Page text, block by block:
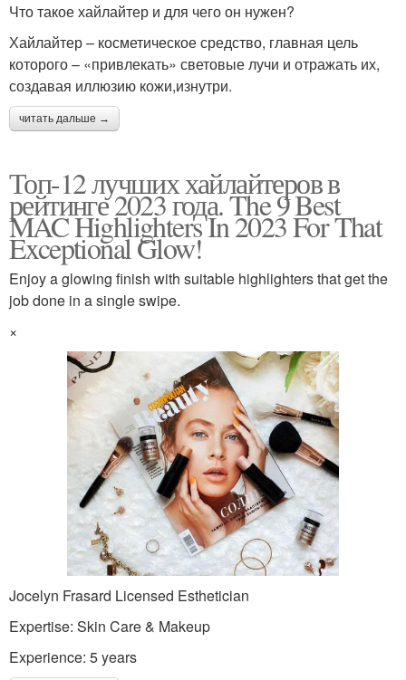
Что такое хайлайтер и для чего он нужен?
Хайлайтер – косметическое средство, главная цель
которого – «привлекать» световые лучи и отражать их,
создавая иллюзию кожи,изнутри.
читать дальше →
Топ-12 лучших хайлайтеров в
рейтинге 2023 года. The 9 Best
MAC Highlighters In 2023 For That
Exceptional Glow!
Enjoy a glowing finish with suitable highlighters that get the
job done in a single swipe.
×
Jocelyn Frasard Licensed Esthetician
Expertise: Skin Care & Makeup
Experience: 5 years